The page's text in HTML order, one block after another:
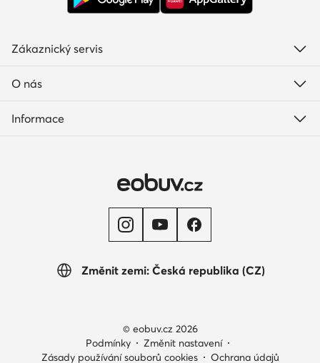
Změnit zemi: Česká republika (CZ)
Zákaznický servis
O nás
Informace
© eobuv.cz 2026
Podmínky
Změnit nastavení
Zásady používání souborů cookies
Ochrana údajů